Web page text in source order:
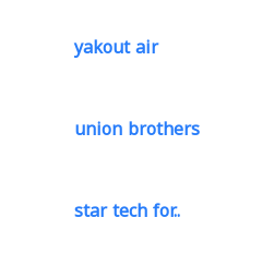
yakout air
union brothers
star tech for..